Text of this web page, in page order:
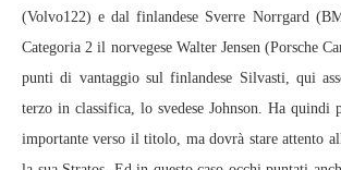
(Volvo122) e dal finlandese Sverre Norrgard
Categoria 2 il norvegese Walter Jensen (Porsche
punti di vantaggio sul finlandese Silvasti, qui
terzo in classifica, lo svedese Johnson. Ha quindi
importante verso il titolo, ma dovrà stare attento